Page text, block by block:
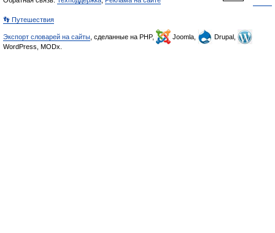
👣 Путешествия
Экспорт словарей на сайты , сделанные на PHP, Joomla,
Drupal,
WordPress, MODx.